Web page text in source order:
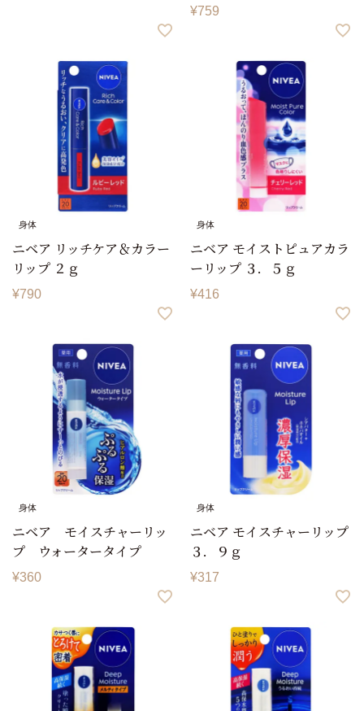
¥759
身体
ニベア リッチケア＆カラー
リップ ２ｇ
¥790
身体
ニベア モイストピュアカラ
ーリップ ３．５ｇ
¥416
身体
ニベア モイスチャーリッ
プ ウォータータイプ
¥360
身体
ニベア モイスチャーリップ
３．９ｇ
¥317